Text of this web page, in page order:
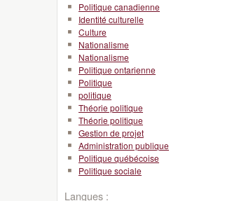
Politique canadienne
Identité culturelle
Culture
Nationalisme
Nationalisme
Politique ontarienne
Politique
politique
Théorie politique
Théorie politique
Gestion de projet
Administration publique
Politique québécoise
Politique sociale
Langues :